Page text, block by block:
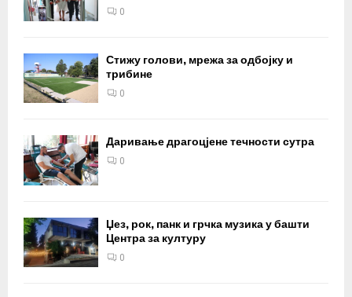
0
Стижу голови, мрежа за одбојку и
трибине
0
Даривање драгоцјене течности сутра
0
Џез, рок, панк и грчка музика у башти
Центра за културу
0